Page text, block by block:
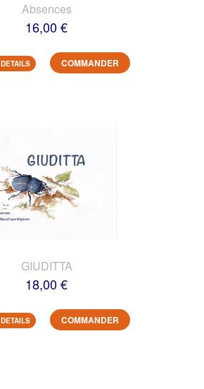
Absences
16,00 €
COMMANDER
GIUDITTA
18,00 €
COMMANDER